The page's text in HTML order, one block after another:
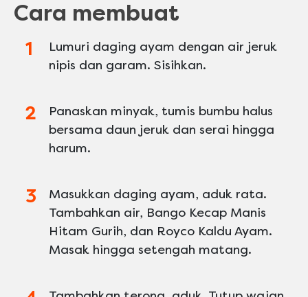
Cara membuat
Lumuri daging ayam dengan air jeruk
nipis dan garam. Sisihkan.
Panaskan minyak, tumis bumbu halus
bersama daun jeruk dan serai hingga
harum.
Masukkan daging ayam, aduk rata.
Tambahkan air, Bango Kecap Manis
Hitam Gurih, dan Royco Kaldu Ayam.
Masak hingga setengah matang.